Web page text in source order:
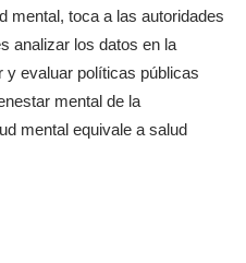
mental, toca a las autoridades
analizar los datos en la
y evaluar políticas públicas
mental de la
mental equivale a salud